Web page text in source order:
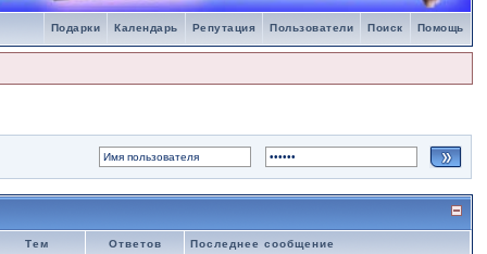
Помощь
Поиск
Пользователи
Репутация
Календарь
Подарки
Тем Ответов Последнее сообщение